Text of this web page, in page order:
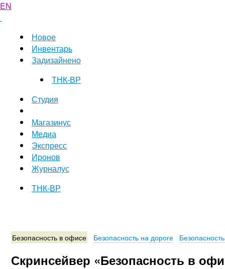
EN
Новое
Инвентарь
Задизайнено
ТНК-ВР
Студия
Магазинус
Медиа
Экспресс
Иронов
Журналус
ТНК-ВР
Безопасность в офисе Безопасность на дороге
Скринсейвер «Безопасность в